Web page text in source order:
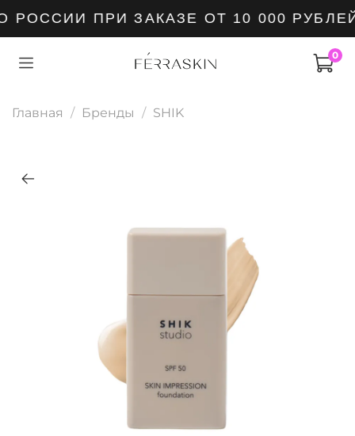
ПРИ ЗАКАЗЕ ОТ 10 000 РУБЛЕЙ
0
Главная Бренды SHIK